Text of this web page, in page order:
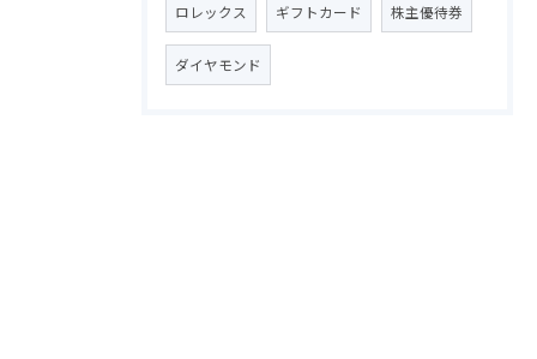
ロレックス ギフトカード 株主優待券
ダイヤモンド